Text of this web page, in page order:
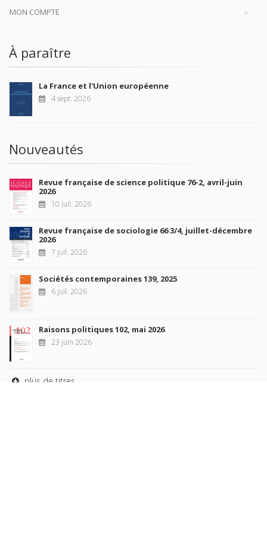
MON COMPTE
À paraître
La France et l'Union européenne
4 sept. 2026
Nouveautés
Revue française de science politique 76-2, avril-juin
2026
10 juil. 2026
Revue française de sociologie 66 3/4, juillet-décembre
2026
7 juil. 2026
Sociétés contemporaines 139, 2025
6 juil. 2026
Raisons politiques 102, mai 2026
23 juin 2026
plus de titres